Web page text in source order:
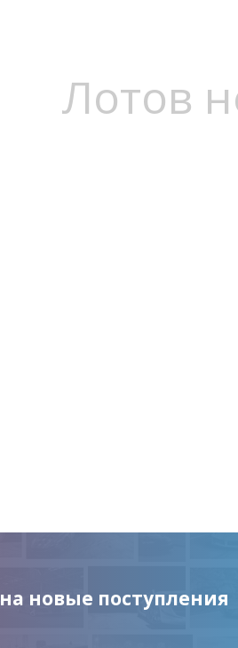
Лотов
новые поступления